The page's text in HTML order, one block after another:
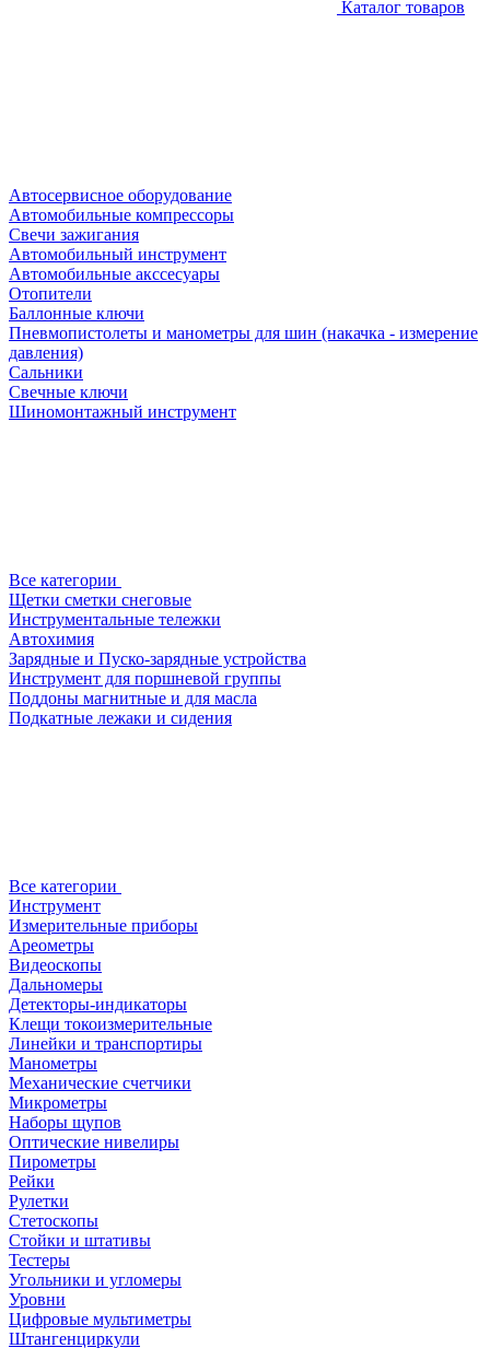
Каталог товаров
Автосервисное оборудование
Автомобильные компрессоры
Свечи зажигания
Автомобильный инструмент
Автомобильные акссесуары
Отопители
Баллонные ключи
Пневмопистолеты и манометры для шин (накачка - измерение
давления)
Сальники
Свечные ключи
Шиномонтажный инструмент
Все категории
Щетки сметки снеговые
Инструментальные тележки
Автохимия
Зарядные и Пуско-зарядные устройства
Инструмент для поршневой группы
Поддоны магнитные и для масла
Подкатные лежаки и сидения
Все категории
Инструмент
Измерительные приборы
Ареометры
Видеоскопы
Дальномеры
Детекторы-индикаторы
Клещи токоизмерительные
Линейки и транспортиры
Манометры
Механические счетчики
Микрометры
Наборы щупов
Оптические нивелиры
Пирометры
Рейки
Рулетки
Стетоскопы
Стойки и штативы
Тестеры
Угольники и угломеры
Уровни
Цифровые мультиметры
Штангенциркули